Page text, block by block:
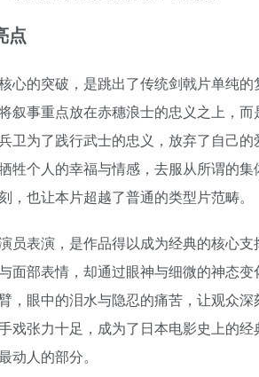
点
心的突破，是跳出了传统剑戟片单纯
叙事重点放在赤穗浪士的忠义之上，
卫为了践行武士的忠义，放弃了自己
牲个人的幸福与情感，去服从所谓的
，也让本片超越了普通的类型片范畴。
员表演，是作品得以成为经典的核心
面部表情，却通过眼神与细微的神态
，眼中的泪水与隐忍的痛苦，让观众
戏张力十足，成为了日本电影史上的
动人的部分。